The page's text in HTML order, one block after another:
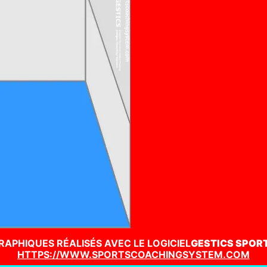
RÉALISÉS AVEC LE LOGICIELGESTICS
HTTPS://WWW.SPORTSCOACHINGSYSTEM.COM